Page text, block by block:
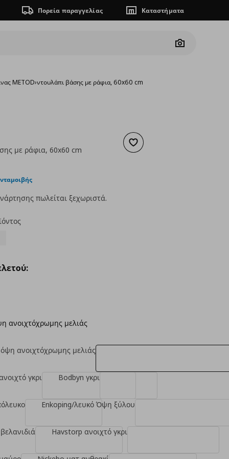
Πορεία παραγγελίας Καταστήματα
Camera
METOD›ντουλάπι βάσης με ράφια, 60x60 cm
Προσθήκη στα αγαπημένα
με ράφια, 60x60 cm
πωλείται ξεχωριστά.
ανοιχτόχρωμης μελιάς
ανοιχτόχρωμης μελιάς
γκρι Bodbyn γκρι
Enkoping/λευκό Όψη ξύλου
Havstorp ανοιχτό γκρι